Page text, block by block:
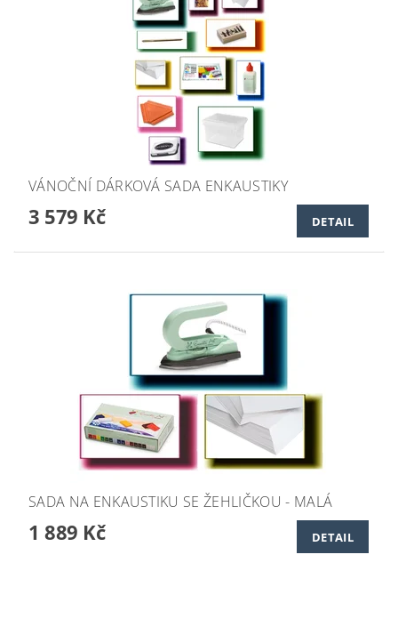
VÁNOČNÍ DÁRKOVÁ SADA ENKAUSTIKY
3 579 Kč DETAIL
SADA NA ENKAUSTIKU SE ŽEHLIČKOU - MALÁ
1 889 Kč DETAIL